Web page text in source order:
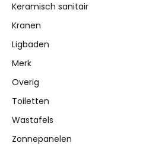
Keramisch sanitair
Kranen
Ligbaden
Merk
Overig
Toiletten
Wastafels
Zonnepanelen